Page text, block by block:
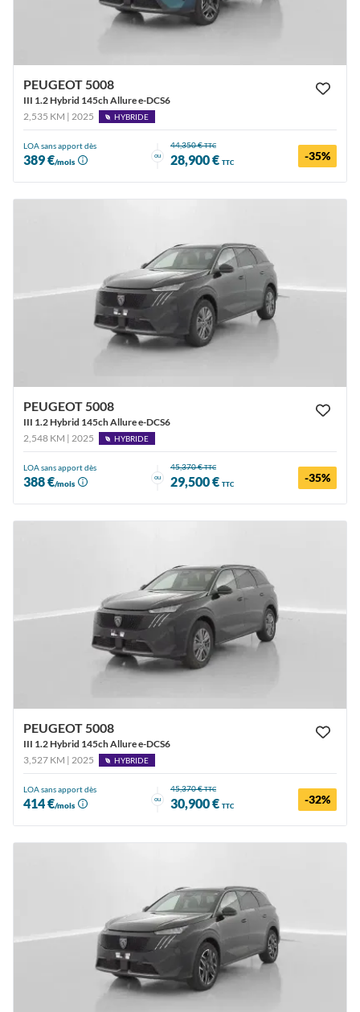
PEUGEOT 5008
III 1.2 Hybrid 145ch Allure e-DCS6
2,535 KM | 2025
HYBRIDE
LOA sans apport dès
389 €/mois
ou
44,350 €TTC
28,900 € TTC -35%
PEUGEOT 5008
III 1.2 Hybrid 145ch Allure e-DCS6
2,548 KM | 2025
HYBRIDE
LOA sans apport dès
388 €/mois
ou
45,370 €TTC
29,500 € TTC -35%
PEUGEOT 5008
III 1.2 Hybrid 145ch Allure e-DCS6
3,527 KM | 2025
HYBRIDE
LOA sans apport dès
414 €/mois
ou
45,370 €TTC
30,900 € TTC -32%